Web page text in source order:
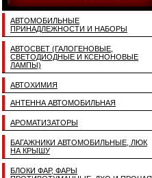
АВТОМОБИЛЬНЫЕ
ПРИНАДЛЕЖНОСТИ И НАБОРЫ
АВТОСВЕТ (ГАЛОГЕНОВЫЕ,
СВЕТОДИОДНЫЕ И КСЕНОНОВЫЕ
ЛАМПЫ)
АВТОХИМИЯ
АНТЕННА АВТОМОБИЛЬНАЯ
АРОМАТИЗАТОРЫ
БАГАЖНИКИ АВТОМОБИЛЬНЫЕ, ЛЮК
НА КРЫШУ
БЛОКИ ФАР, ФАРЫ